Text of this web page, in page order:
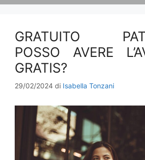
GRATUITO
POSSO AVERE
GRATIS?
29/02/2024 di Isabella Tonzani